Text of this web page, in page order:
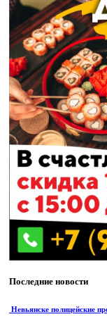
Последние новости
Невьянске полицейские